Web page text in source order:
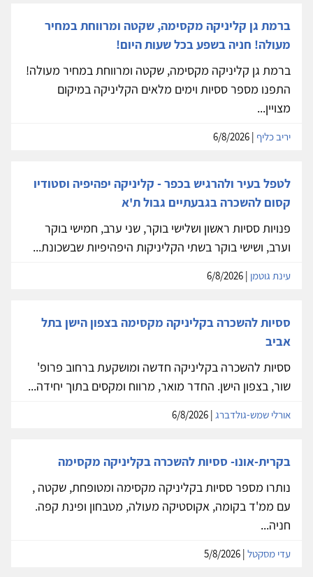
ברמת גן קליניקה מקסימה, שקטה ומרווחת במחיר
מעולה! חניה בשפע בכל שעות היום!
ברמת גן קליניקה מקסימה, שקטה ומרווחת במחיר מעולה!
התפנו מספר ססיות וימים מלאים הקליניקה במיקום
מצויין...
יריב כליף
לטפל בעיר ולהרגיש בכפר - קליניקה יפהיפיה וסטודיו
קסום להשכרה בגבעתיים גבול ת'א
פנויות ססיות ראשון ושלישי בוקר, שני ערב, חמישי בוקר
וערב, ושישי בוקר בשתי הקליניקות היפהיפיות שבשכונת...
עינת גוטמן
ססיות להשכרה בקליניקה מקסימה בצפון הישן בתל
אביב
ססיות להשכרה בקליניקה חדשה ומושקעת ברחוב פרופ'
שור, בצפון הישן. החדר מואר, מרווח ומקסים בתוך יחידה...
אורלי שמש-גולדברג
בקרית-אונו- ססיות להשכרה בקליניקה מקסימה
נותרו מספר ססיות בקליניקה מקסימה ומטופחת, שקטה ,
עם ממ'ד בקומה, אקוסטיקה מעולה, מטבחון ופינת קפה.
חניה...
עדי מסקטל